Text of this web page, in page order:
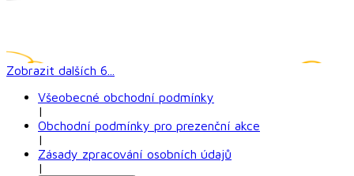
Zobrazit dalších 6
Všeobecné obchodní podmínky
|
Obchodní podmínky pro prezenční akce
|
Zásady zpracování osobních údajů
|